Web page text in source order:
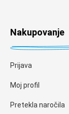
Nakupovanje
Prijava
Moj profil
Pretekla naročila